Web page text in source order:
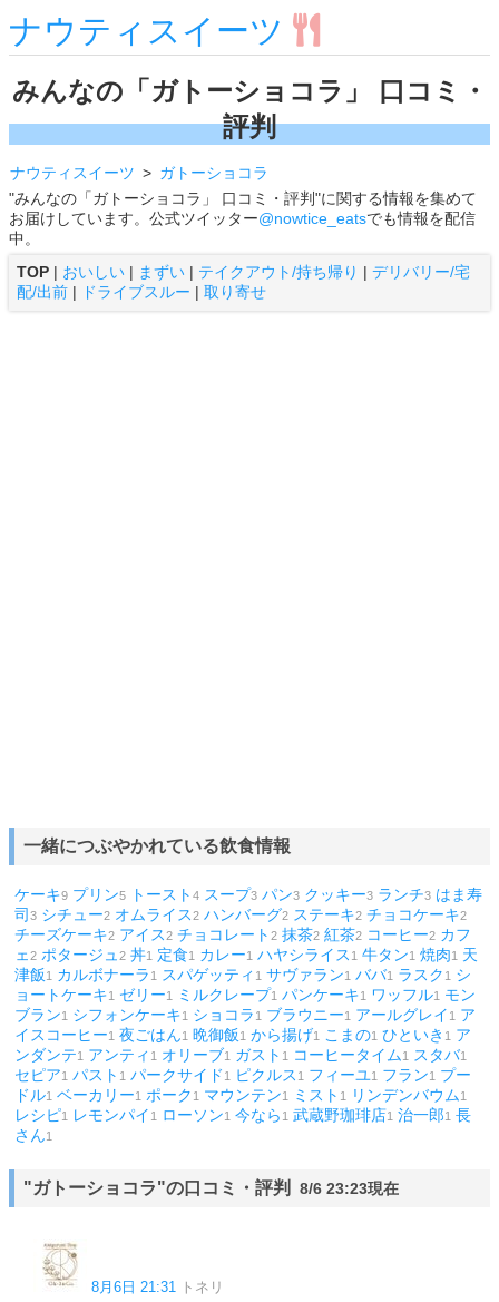
ナウティスイーツ
みんなの「ガトーショコラ」 口コミ・
評判
ナウティスイーツ
ガトーショコラ
"みんなの「ガトーショコラ」 口コミ・評判"に関する情報を集めて
お届けしています。公式ツイッター@nowtice_eatsでも情報を配信
中。
TOP | おいしい | まずい | テイクアウト/持ち帰り | デリバリー/宅
配/出前 | ドライブスルー | 取り寄せ
一緒につぶやかれている飲食情報
ケーキ9 プリン5 トースト 4 スープ3 パン3 クッキー3 ランチ3 はま寿
司 3 シチュー2 オムライス2 ハンバーグ2 ステーキ2 チョコケーキ2
チーズケーキ2 アイス2 チョコレート 2 抹茶2 紅茶2 コーヒー2 カフ
ェ2 ポタージュ2 丼1 定食1 カレー1 ハヤシライス 1 牛タン1 焼肉1
天
津飯1 カルボナーラ 1 スパゲッティ 1 サヴァラン1 ババ1 ラスク 1
シ
ョートケーキ1 ゼリー1 ミルクレープ1 パンケーキ1 ワッフル1
モン
ブラン1 シフォンケーキ1 ショコラ 1 ブラウニー1 アールグレイ 1
ア
イスコーヒー1 夜ごはん1 晩御飯1 から揚げ1 こまの1 ひといき 1
ア
ンダンテ1 アンティ 1 オリーブ1 ガスト 1 コーヒータイム1 スタバ1
セピア1 パスト 1 パークサイド 1 ピクルス 1 フィーユ1 フラン1
プー
ドル1 ベーカリー1 ポーク 1 マウンテン1 ミスト 1 リンデンバウム1
レシピ1 レモンパイ 1 ローソン1 今なら 1 武蔵野珈琲店1 治一郎1 長
さん1
"ガトーショコラ"の口コミ・評判 8/6 23:23現在
8月6日 21:31 トネリ